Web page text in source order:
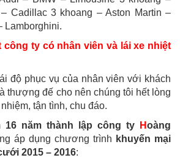
Cadillac 3 khoang – Aston Martin –
Lamborghini.
công ty có nhân viên và lái xe nhiệt
độ phục vụ của nhân viên với khách
thượng đế cho nên chúng tôi hết lòng
tận tình, chu đáo.
16 năm thành lập công ty Hoàng
áp dụng chương trình khuyến mại
2015 – 2016: